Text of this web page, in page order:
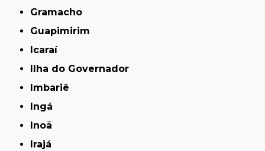
Gramacho
Guapimirim
Icaraí
Ilha do Governador
Imbariê
Ingá
Inoã
Irajá